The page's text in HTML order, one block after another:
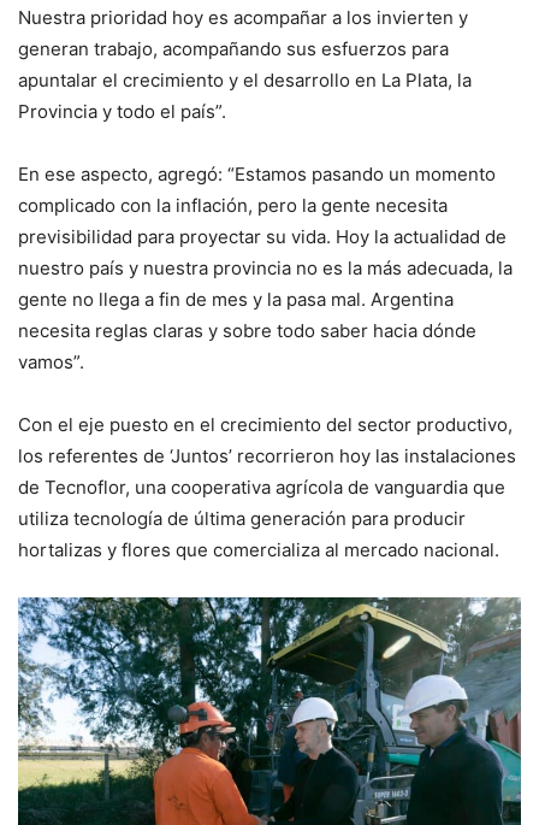
Nuestra prioridad hoy es acompañar a los invierten y
generan trabajo, acompañando sus esfuerzos para
apuntalar el crecimiento y el desarrollo en La Plata, la
Provincia y todo el país”.
En ese aspecto, agregó: “Estamos pasando un momento
complicado con la inflación, pero la gente necesita
previsibilidad para proyectar su vida. Hoy la actualidad de
nuestro país y nuestra provincia no es la más adecuada, la
gente no llega a fin de mes y la pasa mal. Argentina
necesita reglas claras y sobre todo saber hacia dónde
vamos”.
Con el eje puesto en el crecimiento del sector productivo,
los referentes de ‘Juntos’ recorrieron hoy las instalaciones
de Tecnoflor, una cooperativa agrícola de vanguardia que
utiliza tecnología de última generación para producir
hortalizas y flores que comercializa al mercado nacional.